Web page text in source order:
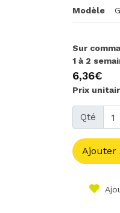
Modèle
Sur
1 à 2
6,36€
Prix
Qté
Ajouter